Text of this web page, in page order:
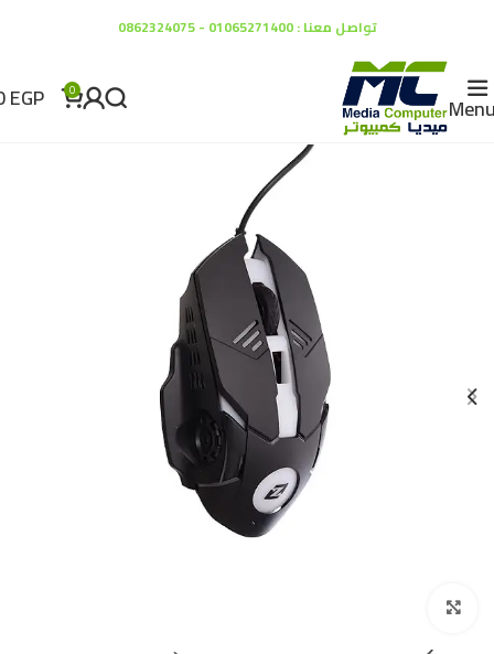
تواصل معنا : 01065271400 - 0862324075
0
EGP